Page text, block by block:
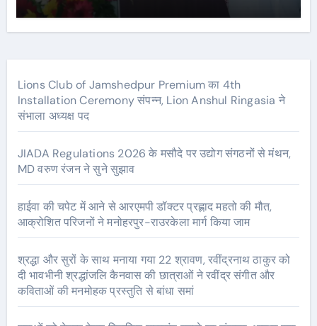
Lions Club of Jamshedpur Premium का 4th
Installation Ceremony संपन्न, Lion Anshul Ringasia ने
संभाला अध्यक्ष पद
JIADA Regulations 2026 के मसौदे पर उद्योग संगठनों से मंथन,
MD वरुण रंजन ने सुने सुझाव
हाईवा की चपेट में आने से आरएमपी डॉक्टर प्रह्लाद महतो की मौत,
आक्रोशित परिजनों ने मनोहरपुर-राउरकेला मार्ग किया जाम
श्रद्धा और सुरों के साथ मनाया गया 22 श्रावण, रवींद्रनाथ ठाकुर को
दी भावभीनी श्रद्धांजलि कैनवास की छात्राओं ने रवींद्र संगीत और
कविताओं की मनमोहक प्रस्तुति से बांधा समां